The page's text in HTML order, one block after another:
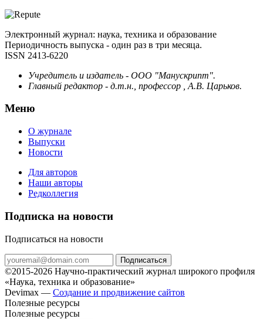
Электронный журнал: наука, техника и образование
Периодичность выпуска - один раз в три месяца.
ISSN 2413-6220
Учредитель и издатель - ООО "Манускрипт".
Главный редактор - д.т.н., профессор , А.В. Царьков.
Меню
О журнале
Выпуски
Новости
Для авторов
Наши авторы
Редколлегия
Подписка на новости
Подписаться на новости
Подписаться
©2015-2026 Научно-практический журнал широкого профиля
«Наука, техника и образование»
Devimax — Создание и продвижение сайтов
Полезные ресурсы
Полезные ресурсы